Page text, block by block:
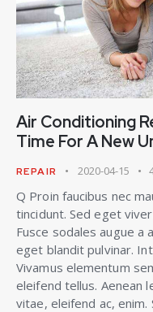
Air Conditioning
Time For A New
REPAIR 2020-04-15
Q Proin faucibus nec
tincidunt. Sed eget
Fusce sodales augue a
eget blandit pulvinar.
Vivamus elementum
eleifend tellus. Aenean
vitae, eleifend ac,